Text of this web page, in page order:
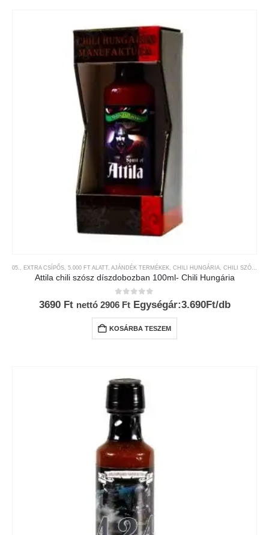
05., EXTRA CSÍPŐS 5.000 FT ALATT AJÁNDÉK TERMÉKEK CHILI HUNGÁRIA CHILI SZÓSZOK ÉS KRÉMEK
Attila chili szósz díszdobozban 100ml- Chili Hungária
0 az 5-ből
3690 Ft nettó 2906 Ft Egységár:3.690Ft/db
KOSÁRBA TESZEM